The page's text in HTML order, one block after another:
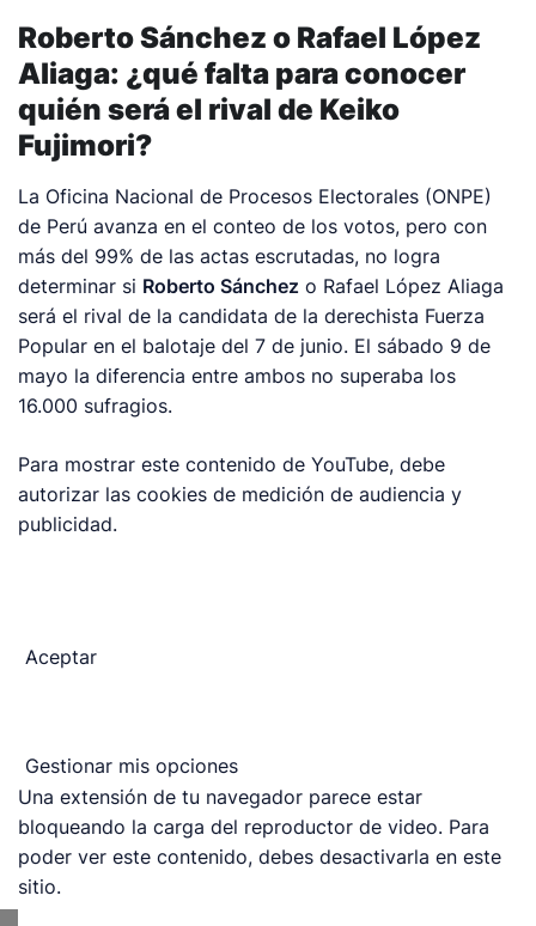
Roberto Sánchez o Rafael López
Aliaga: ¿qué falta para conocer
quién será el rival de Keiko
Fujimori?
La Oficina Nacional de Procesos Electorales (ONPE)
de Perú avanza en el conteo de los votos, pero con
más del 99% de las actas escrutadas, no logra
determinar si Roberto Sánchez o Rafael López Aliaga
será el rival de la candidata de la derechista Fuerza
Popular en el balotaje del 7 de junio. El sábado 9 de
mayo la diferencia entre ambos no superaba los
16.000 sufragios.
Para mostrar este contenido de YouTube, debe
autorizar las cookies de medición de audiencia y
publicidad.
Aceptar
Gestionar mis opciones
Una extensión de tu navegador parece estar
bloqueando la carga del reproductor de video. Para
poder ver este contenido, debes desactivarla en este
sitio.